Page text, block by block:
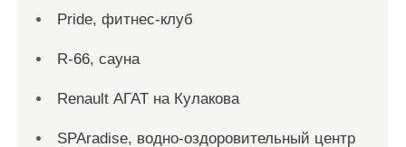
Pride, фитнес-клуб
R-66, сауна
Renault АГАТ на Кулакова
SPAradise, водно-оздоровительный центр